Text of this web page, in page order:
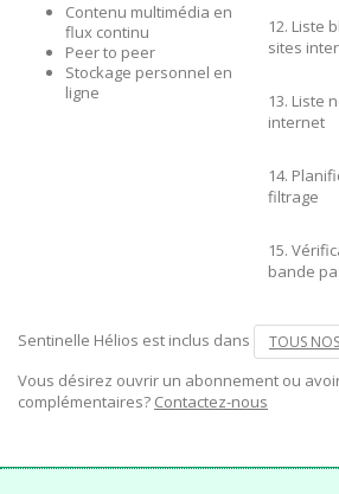
Contenu multimédia en
flux continu
Peer to peer
Stockage personnel en
ligne
12. Liste
sites
13. Liste
internet
14.
filtrage
15.
bande
Sentinelle Hélios est inclus dans TOUS
Vous désirez ouvrir un abonnement ou
complémentaires? Contactez-nous